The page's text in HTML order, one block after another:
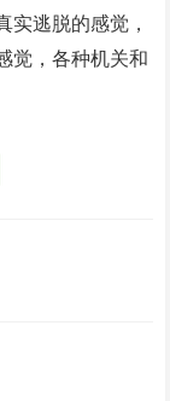
实逃脱的感觉，
觉，各种机关和